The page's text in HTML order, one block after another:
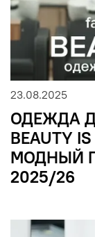
23.08.2025
ОДЕЖДА
BEAUTY
МОДНЫЙ
2025/26